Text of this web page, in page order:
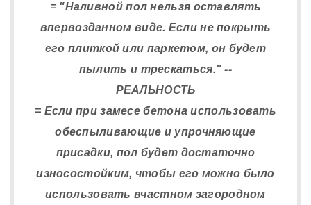
= "Наливной пол нельзя оставлять
впервозданном виде. Если не покрыть
его плиткой или паркетом, он будет
пылить и трескаться." --
РЕАЛЬНОСТЬ
= Если при замесе бетона использовать
обеспыливающие и упрочняющие
присадки, пол будет достаточно
износостойким, чтобы его можно было
использовать вчастном загородном